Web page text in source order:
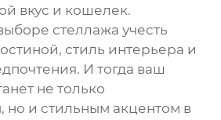
вкус и кошелек.
стеллажа учесть
стиль интерьера и
И тогда ваш
не только
но и стильным акцентом в